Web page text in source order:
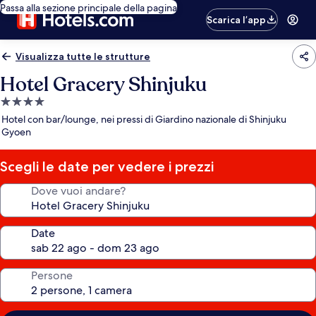
Passa alla sezione principale della pagina
Scarica l’app
Visualizza tutte le strutture
Hotel Gracery Shinjuku
Struttura
a
4.0
stelle
Hotel con bar/lounge, nei pressi di Giardino nazionale di Shinjuku
Gyoen
Scegli le date per vedere i prezzi
Dove vuoi andare?
Date
Persone